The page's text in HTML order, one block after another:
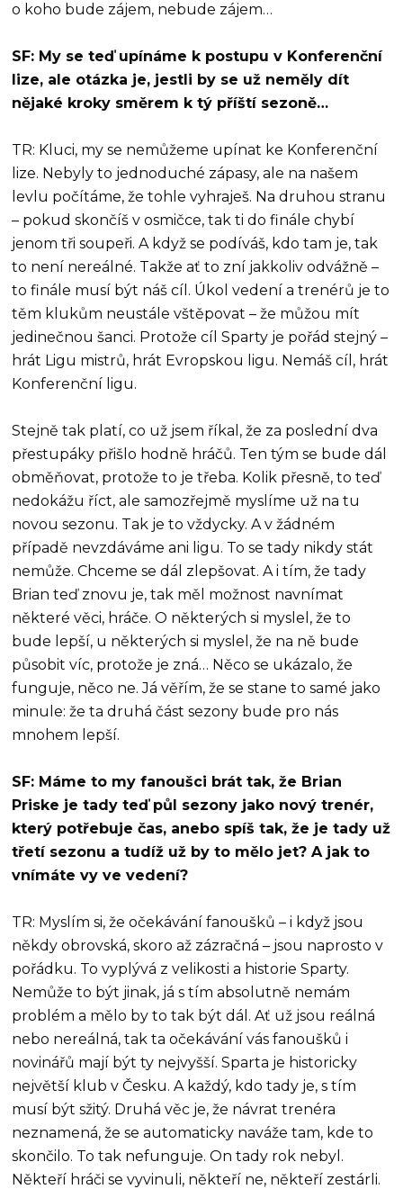
o koho bude zájem, nebude zájem…
SF: My se teď upínáme k postupu v Konferenční
lize, ale otázka je, jestli by se už neměly dít
nějaké kroky směrem k tý příští sezoně…
TR: Kluci, my se nemůžeme upínat ke Konferenční
lize. Nebyly to jednoduché zápasy, ale na našem
levlu počítáme, že tohle vyhraješ. Na druhou stranu
– pokud skončíš v osmičce, tak ti do finále chybí
jenom tři soupeři. A když se podíváš, kdo tam je, tak
to není nereálné. Takže ať to zní jakkoliv odvážně –
to finále musí být náš cíl. Úkol vedení a trenérů je to
těm klukům neustále vštěpovat – že můžou mít
jedinečnou šanci. Protože cíl Sparty je pořád stejný –
hrát Ligu mistrů, hrát Evropskou ligu. Nemáš cíl, hrát
Konferenční ligu.
Stejně tak platí, co už jsem říkal, že za poslední dva
přestupáky přišlo hodně hráčů. Ten tým se bude dál
obměňovat, protože to je třeba. Kolik přesně, to teď
nedokážu říct, ale samozřejmě myslíme už na tu
novou sezonu. Tak je to vždycky. A v žádném
případě nevzdáváme ani ligu. To se tady nikdy stát
nemůže. Chceme se dál zlepšovat. A i tím, že tady
Brian teď znovu je, tak měl možnost navnímat
některé věci, hráče. O některých si myslel, že to
bude lepší, u některých si myslel, že na ně bude
působit víc, protože je zná… Něco se ukázalo, že
funguje, něco ne. Já věřím, že se stane to samé jako
minule: že ta druhá část sezony bude pro nás
mnohem lepší.
SF: Máme to my fanoušci brát tak, že Brian
Priske je tady teď půl sezony jako nový trenér,
který potřebuje čas, anebo spíš tak, že je tady už
třetí sezonu a tudíž už by to mělo jet? A jak to
vnímáte vy ve vedení?
TR: Myslím si, že očekávání fanoušků – i když jsou
někdy obrovská, skoro až zázračná – jsou naprosto v
pořádku. To vyplývá z velikosti a historie Sparty.
Nemůže to být jinak, já s tím absolutně nemám
problém a mělo by to tak být dál. Ať už jsou reálná
nebo nereálná, tak ta očekávání vás fanoušků i
novinářů mají být ty nejvyšší. Sparta je historicky
největší klub v Česku. A každý, kdo tady je, s tím
musí být sžitý. Druhá věc je, že návrat trenéra
neznamená, že se automaticky naváže tam, kde to
skončilo. To tak nefunguje. On tady rok nebyl.
Někteří hráči se vyvinuli, někteří ne, někteří zestárli.